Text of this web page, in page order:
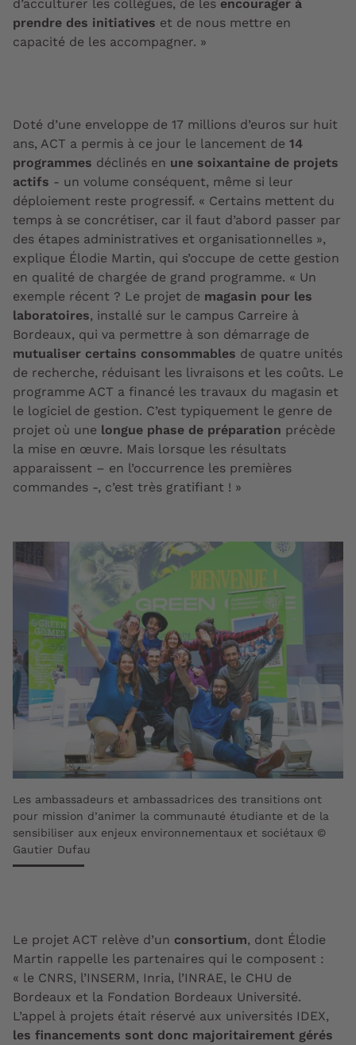
d’acculturer les collègues, de les encourager à
prendre des initiatives et de nous mettre en
capacité de les accompagner. »
Doté d’une enveloppe de 17 millions d’euros sur huit
ans, ACT a permis à ce jour le lancement de 14
programmes déclinés en une soixantaine de projets
actifs - un volume conséquent, même si leur
déploiement reste progressif. « Certains mettent du
temps à se concrétiser, car il faut d’abord passer par
des étapes administratives et organisationnelles »,
explique Élodie Martin, qui s’occupe de cette gestion
en qualité de chargée de grand programme. « Un
exemple récent ? Le projet de magasin pour les
laboratoires, installé sur le campus Carreire à
Bordeaux, qui va permettre à son démarrage de
mutualiser certains consommables de quatre unités
de recherche, réduisant les livraisons et les coûts. Le
programme ACT a financé les travaux du magasin et
le logiciel de gestion. C’est typiquement le genre de
projet où une longue phase de préparation précède
la mise en œuvre. Mais lorsque les résultats
apparaissent – en l’occurrence les premières
commandes -, c’est très gratifiant ! »
Les ambassadeurs et ambassadrices des transitions ont
pour mission d’animer la communauté étudiante et de la
sensibiliser aux enjeux environnementaux et sociétaux ©
Gautier Dufau
Le projet ACT relève d’un consortium, dont Élodie
Martin rappelle les partenaires qui le composent :
« le CNRS, l’INSERM, Inria, l’INRAE, le CHU de
Bordeaux et la Fondation Bordeaux Université.
L’appel à projets était réservé aux universités IDEX,
les financements sont donc majoritairement gérés